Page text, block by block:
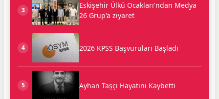
3
Eskişehir Ülkü Ocakları'ndan Medya
26 Grup'a ziyaret
4 2026 KPSS Başvuruları Başladı
5 Ayhan Taşçı Hayatını Kaybetti